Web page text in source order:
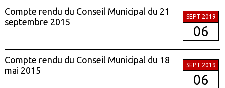
Compte rendu du Conseil Municipal du 21
septembre 2015
SEPT 2019
06
Compte rendu du Conseil Municipal du 18
mai 2015
SEPT 2019
06